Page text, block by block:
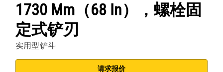
1730 Mm（68 In），螺栓固
定式铲刃
实用型铲斗
请求报价